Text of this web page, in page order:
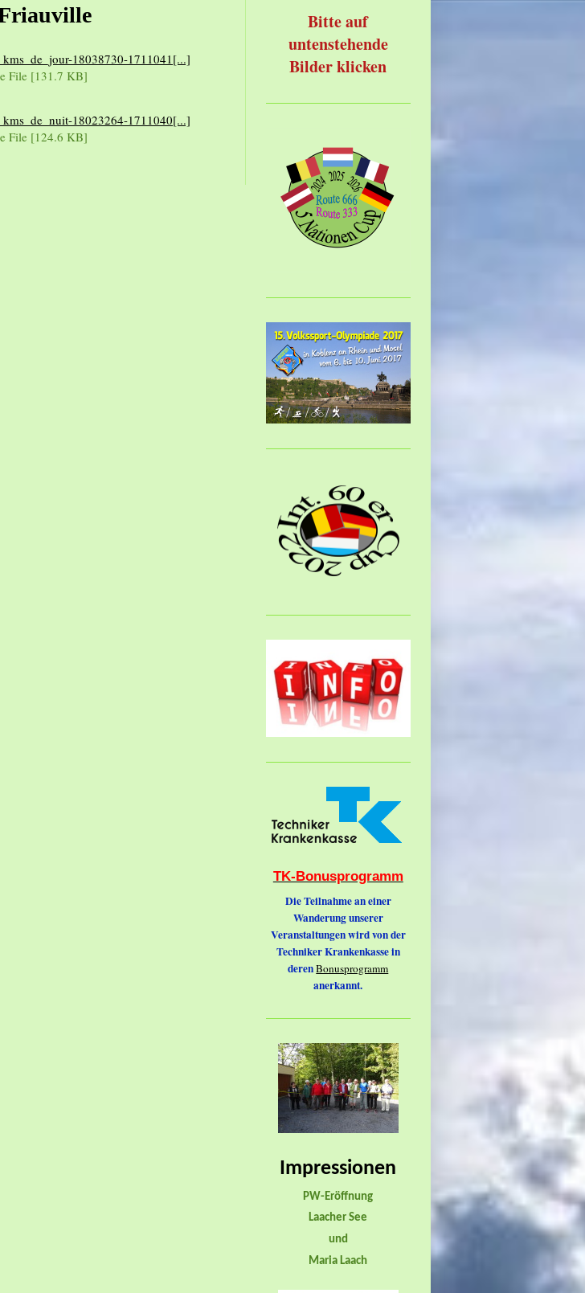
18038730-1711041[...]
File [131.7 KB]
18023264-1711040[...]
File [124.6 KB]
Bitte auf
untenstehende
Bilder klicken
TK-Bonusprogramm
Die Teilnahme an einer
Wanderung unserer
Veranstaltungen wird von der
Techniker Krankenkasse in
derenBonusprogramm
anerkannt.
Impressionen
PW-Eröffnung
Laacher See
und
Maria Laach